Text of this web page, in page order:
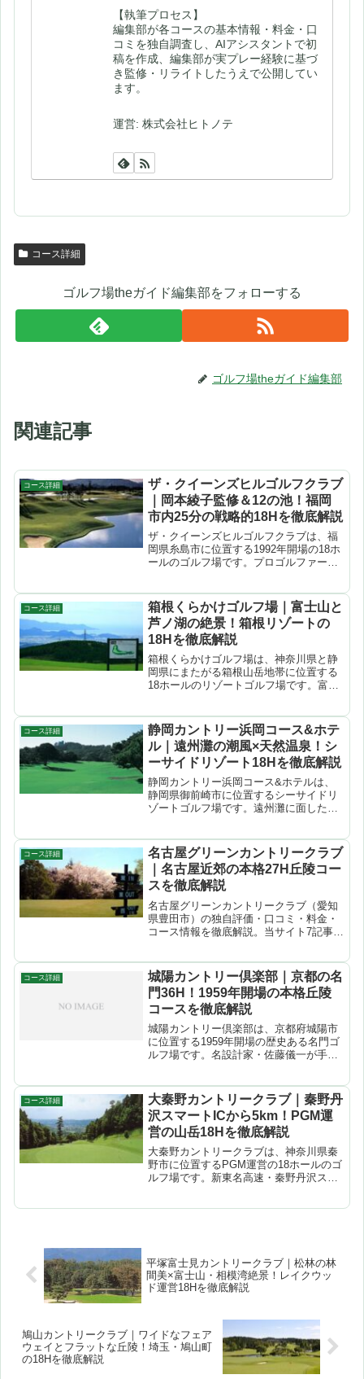
【執筆プロセス】
編集部が各コースの基本情報・料金・口
コミを独自調査し、AIアシスタントで初
稿を作成、編集部が実プレー経験に基づ
き監修・リライトしたうえで公開してい
ます。
運営: 株式会社ヒトノテ
コース詳細
ゴルフ場theガイド編集部をフォローする
ゴルフ場theガイド編集部
関連記事
コース詳細
ザ・クイーンズヒルゴルフクラブ
｜岡本綾子監修＆12の池！福岡
市内25分の戦略的18Hを徹底解説
ザ・クイーンズヒルゴルフクラブは、福
岡県糸島市に位置する1992年開場の18ホ
ールのゴルフ場です。プロゴルファー岡
か8mのフラットな地形に大小12の池を配
置した、気品と...
コース詳細
箱根くらかけゴルフ場｜富士山と
芦ノ湖の絶景！箱根リゾートの
18Hを徹底解説
箱根くらかけゴルフ場は、神奈川県と静
岡県にまたがる箱根山岳地帯に位置する
18ホールのリゾートゴルフ場です。富士
ーションは神奈川県内でも唯一無二。箱
根観光と組み合わせた1...
コース詳細
静岡カントリー浜岡コース&ホテ
ル｜遠州灘の潮風×天然温泉！シ
ーサイドリゾート18Hを徹底解説
静岡カントリー浜岡コース&ホテルは、
静岡県御前崎市に位置するシーサイドリ
ゾートゴルフ場です。遠州灘に面したリ
と合わせて非日常感あふれる1日を過ごせ
ます。オーシャンビュー...
コース詳細
名古屋グリーンカントリークラブ
｜名古屋近郊の本格27H丘陵コー
スを徹底解説
名古屋グリーンカントリークラブ（愛知
県豊田市）の独自評価・口コミ・料金・
コース情報を徹底解説。当サイト7記事に
コース詳細
城陽カントリー倶楽部｜京都の名
門36H！1959年開場の本格丘陵
コースを徹底解説
城陽カントリー倶楽部は、京都府城陽市
に位置する1959年開場の歴史ある名門ゴ
ルフ場です。名設計家・佐藤儀一が手が
府トップクラスの難易度を誇ります。
170個のバン...
コース詳細
大秦野カントリークラブ｜秦野丹
沢スマートICから5km！PGM運
営の山岳18Hを徹底解説
大秦野カントリークラブは、神奈川県秦
野市に位置するPGM運営の18ホールのゴ
ルフ場です。新東名高速・秦野丹沢スマ
平塚富士見カントリークラブ｜松林の林
間美×富士山・相模湾絶景！レイクウッ
ド運営18Hを徹底解説
鳩山カントリークラブ｜ワイドなフェア
ウェイとフラットな丘陵！埼玉・鳩山町
の18Hを徹底解説